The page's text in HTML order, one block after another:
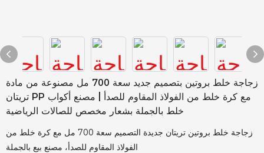
زجاجة خلط بروتين بتصميم جديد سعة 700 مل مصنوعة من مادة
تريتان PP مع كرة خلط من الفولاذ المقاوم للصدأ | مصنع أكواب
خلط بالجملة بشعار مخصص للصالات الرياضية
زجاجة خلط بروتين تريتان جديدة التصميم سعة 700 مل مع كرة خلط من
الفولاذ المقاوم للصدأ، مصنع بيع بالجملة